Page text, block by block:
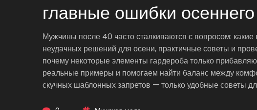
главные ошибки
Мужчины после 40 часто сталкиваются с вопросом:
неудачных решений для осени, практичные советы и
почему некоторые элементы гардероба только
реальные примеры и помогаем найти баланс между
скучных шаблонных запретов — только удобные советы